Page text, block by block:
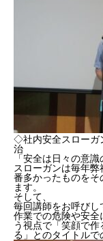
COMPANY BLOG
◇社内安全スロー
治
「安全は日々の意識
スローガンは毎年
番多かったものをそ
ます。
そして、
毎回講師をお呼び
作業での危険や安
う視点で「笑顔で
る」とのタイトルで